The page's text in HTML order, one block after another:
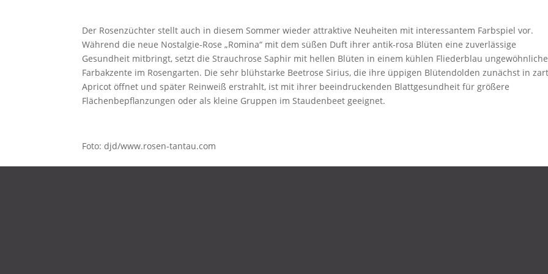
Der Rosenzüchter stellt auch in diesem Sommer wieder attraktive Neuheiten mit interessantem Farbspiel vor.
Während die neue Nostalgie-Rose „Romina“ mit dem süßen Duft ihrer antik-rosa Blüten eine zuverlässige
Gesundheit mitbringt, setzt die Strauchrose Saphir mit hellen Blüten in einem kühlen Fliederblau ungewöhnliche
Farbakzente im Rosengarten. Die sehr blühstarke Beetrose Sirius, die ihre üppigen Blütendolden zunächst in
Apricot öffnet und später Reinweiß erstrahlt, ist mit ihrer beeindruckenden Blattgesundheit für größere
Flächenbepflanzungen oder als kleine Gruppen im Staudenbeet geeignet.
Foto: djd/www.rosen-tantau.com